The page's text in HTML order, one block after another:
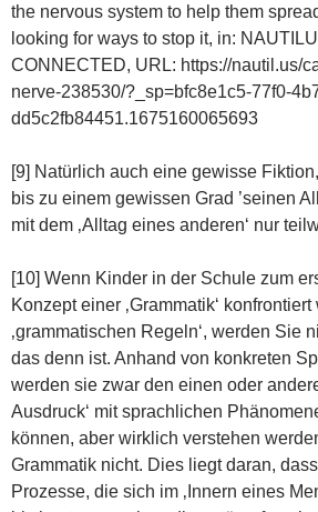
the nervous system to help them
looking for ways to stop it, in:
CONNECTED, URL: https://nautil.us/
nerve-238530/?_sp=bfc8e1c5-77f0-
dd5c2fb84451.1675160065693
[9] Natürlich auch eine gewisse
bis zu einem gewissen Grad ’seinen
mit dem ‚Alltag eines anderen‘ nur
[10] Wenn Kinder in der Schule zum
Konzept einer ‚Grammatik‘
‚grammatischen Regeln‘, werden Sie
das denn ist. Anhand von konkreten
werden sie zwar den einen oder
Ausdruck‘ mit sprachlichen
können, aber wirklich verstehen
Grammatik nicht. Dies liegt daran,
Prozesse, die sich im ‚Innern eines